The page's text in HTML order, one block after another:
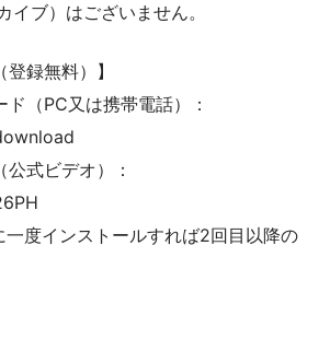
イブ）はございません。
録無料）】
ド（PC又は携帯電話）：
公式ビデオ）：
度インストールすれば2回目以降の